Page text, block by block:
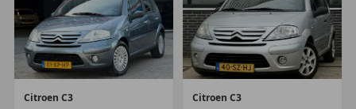
Citroen C3 Citroen C3